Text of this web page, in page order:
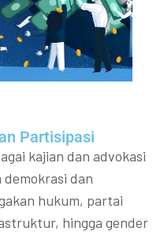
Partisipasi​
kajian dan advokasi
dan
hukum, partai
hingga gender